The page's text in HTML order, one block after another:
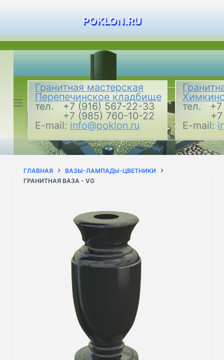
р
е
т
к
и
POKLON.RU
тел.
E-mail:
Гранитная мастерская
Перепечинское кладбище
тел. +7 (916) 567-22-33
+7 (985) 760-10-22
E-mail: info@poklon.ru
ГЛАВНАЯ
ВАЗЫ-ЛАМПАДЫ-ЦВЕТНИКИ
ГРАНИТНАЯ ВАЗА - VG